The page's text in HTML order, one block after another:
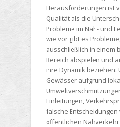
Herausforderungen ist
Qualität als die
Probleme im Nah- und
wie vor gibt es
ausschließlich in einem
Bereich abspielen und
ihre Dynamik beziehen:
Gewässer aufgrund
Einleitungen,
falsche Entscheidungen
öffentlichen